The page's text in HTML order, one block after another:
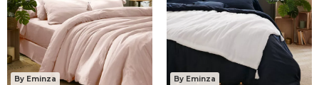
By Eminza By Eminza